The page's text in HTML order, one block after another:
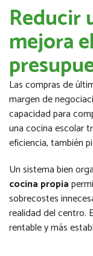
Reducir
mejora
Las compras de
margen de
capacidad para
una cocina escolar
eficiencia, también
Un sistema bien
cocina propia
sobrecostes
realidad del centro.
rentable y más